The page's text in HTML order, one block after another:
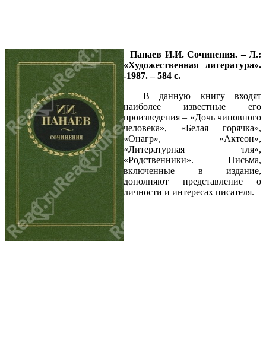
Панаев И.И. Сочинения. – Л.:
«Художественная литература».
-1987. – 584 с.
В данную книгу входят
наиболее известные его
произведения – «Дочь чиновного
человека», «Белая горячка»,
«Онагр», «Актеон»,
«Литературная тля»,
«Родственники». Письма,
включенные в издание,
дополняют представление о
личности и интересах писателя.